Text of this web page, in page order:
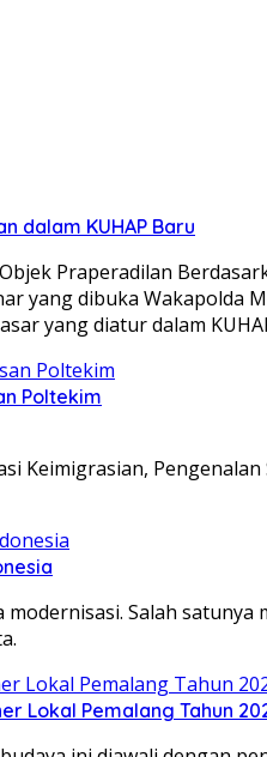
dalam KUHAP Baru
Praperadilan
yang dibuka
yang diatur dalam
Poltekim
Keimigrasian,
Salah
Lokal Pemalang Tahun